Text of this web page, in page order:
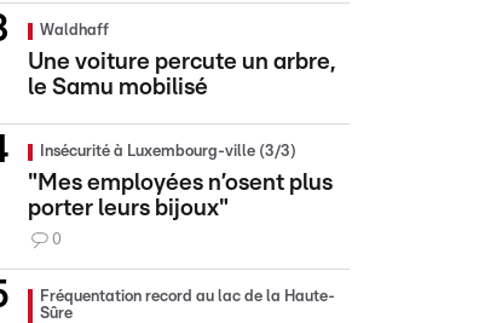
Waldhaff
Une voiture percute un arbre,
le Samu mobilisé
Insécurité à Luxembourg-ville (3/3)
"Mes employées n’osent plus
porter leurs bijoux"
0
Fréquentation record au lac de la Haute-
Sûre